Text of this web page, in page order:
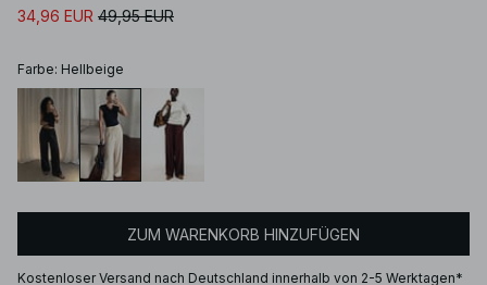
34,96 EUR 49,95 EUR
Farbe: Hellbeige
ZUM WARENKORB HINZUFÜGEN
Kostenloser Versand nach Deutschland innerhalb von 2-5 Werktagen*